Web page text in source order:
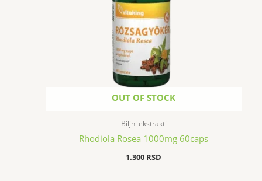
OUT OF STOCK
Biljni ekstrakti
Rhodiola Rosea 1000mg 60caps
1.300 RSD